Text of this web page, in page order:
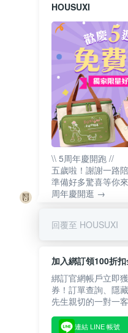
HOUSUXI
\\ 5周年慶開跑 //
五歲啦！謝謝一路
準備好多驚喜等你
周年慶開逛 →
回覆至 HOUSUXI
加入綁訂領100折
綁訂官網帳戶立即
券！訂單查詢、隱
先生親切的一對一
連結 LINE 帳號